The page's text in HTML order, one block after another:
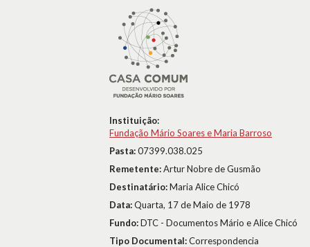
Instituição:
Fundação Mário Soares e Maria Barroso
Pasta:07399.038.025
Remetente:Artur Nobre de Gusmão
Destinatário:Maria Alice Chicó
Data:Quarta, 17 de Maio de 1978
Fundo:DTC - Documentos Mário e Alice Chicó
Tipo Documental:Correspondencia